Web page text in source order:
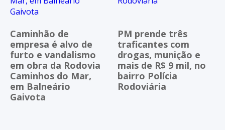
Caminhão de
empresa é alvo de
furto e vandalismo
em obra da Rodovia
Caminhos do Mar,
em Balneário
Gaivota
PM prende três
traficantes com
drogas, munição e
mais de R$ 9 mil, no
bairro Polícia
Rodoviária